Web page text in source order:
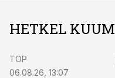
HETKEL KUUM
TOP
06.08.26, 13:07